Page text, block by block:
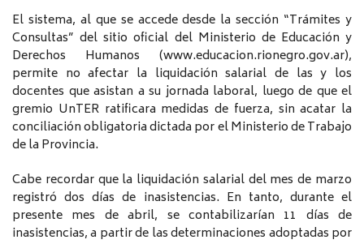
El sistema, al que se accede desde la sección “Trámites y
Consultas” del sitio oficial del Ministerio de Educación y
Derechos Humanos (www.educacion.rionegro.gov.ar),
permite no afectar la liquidación salarial de las y los
docentes que asistan a su jornada laboral, luego de que el
gremio UnTER ratificara medidas de fuerza, sin acatar la
conciliación obligatoria dictada por el Ministerio de Trabajo
de la Provincia.
Cabe recordar que la liquidación salarial del mes de marzo
registró dos días de inasistencias. En tanto, durante el
presente mes de abril, se contabilizarían 11 días de
inasistencias, a partir de las determinaciones adoptadas por